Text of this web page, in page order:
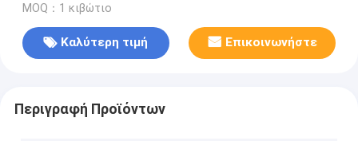
MOQ：1 κιβώτιο
Καλύτερη τιμή Επικοινωνήστε
Περιγραφή Προϊόντων